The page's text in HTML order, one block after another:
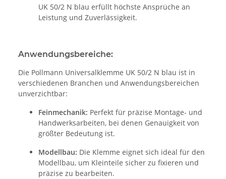
UK 50/2 N blau erfüllt höchste Ansprüche an
Leistung und Zuverlässigkeit.
Anwendungsbereiche:
Die Pollmann Universalklemme UK 50/2 N blau ist in
verschiedenen Branchen und Anwendungsbereichen
unverzichtbar:
Feinmechanik: Perfekt für präzise Montage- und
Handwerksarbeiten, bei denen Genauigkeit von
größter Bedeutung ist.
Modellbau: Die Klemme eignet sich ideal für den
Modellbau, um Kleinteile sicher zu fixieren und
präzise zu bearbeiten.